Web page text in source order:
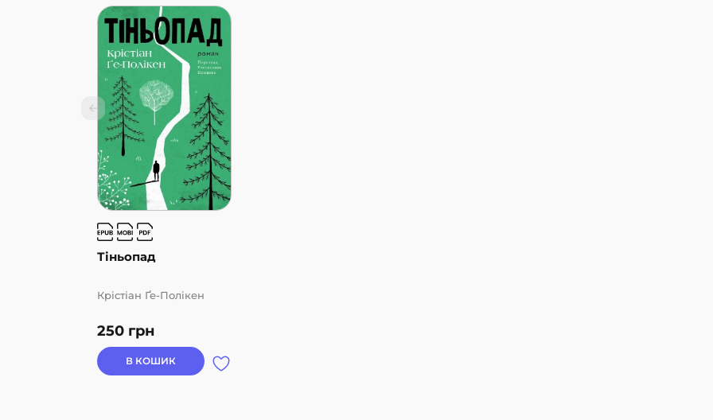
сильні образи, але їх не виставляють напоказ, це не самозакоханість. Така
простота стала результатом абсолютної майстерності мови та всесвіту
автора. Крім того, книга змушує нас увесь час чогось чекати. Це захоплює,
навіть там, де нічого не відбувається, не відчуваєш жодного розчарування.
Ти йдеш до кінця. Це сила руху. Домінік Фортьє, La Presse Крістіан Ґе-
Полікен зумів занурити нас в історію похмуру й гіпнотичу. Історію, яка
скеровує увагу на сповнену драматизму й холодну красу пейзажу,
соціальні зв’язки, що рвуться, розгубленість і насильство, які дрімають,
притлумлені зимою, але ладні ожити з першими вісниками відлиги. Гімн
півночі й один із найсильніших романів цього сезону. Крістіан Демьоль, Le
Devoir
Тіньопад
250 грн
Крістіан Ґе-Полікен
В КОШИК